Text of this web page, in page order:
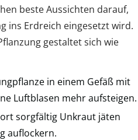
beste Aussichten darauf,
ins Erdreich eingesetzt wird.
gestaltet sich wie
in einem Gefäß mit
Luftblasen mehr aufsteigen.
sorgfältig Unkraut jäten
auflockern.